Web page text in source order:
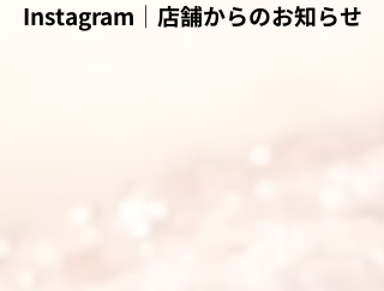
Instagram│店舗からのお知らせ